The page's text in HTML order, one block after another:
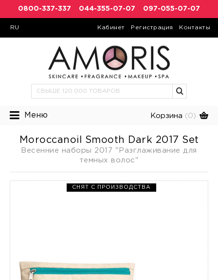
0800-337-337 044-355-07-07 097-055-07-07
RU Кабинет Регистрация Контакты
Меню Корзина (0)
Moroccanoil Smooth Dark 2017 Set
Весенние наборы 2017 "Разглаживание для
темных волос"
СНЯТ С ПРОИЗВОДСТВА